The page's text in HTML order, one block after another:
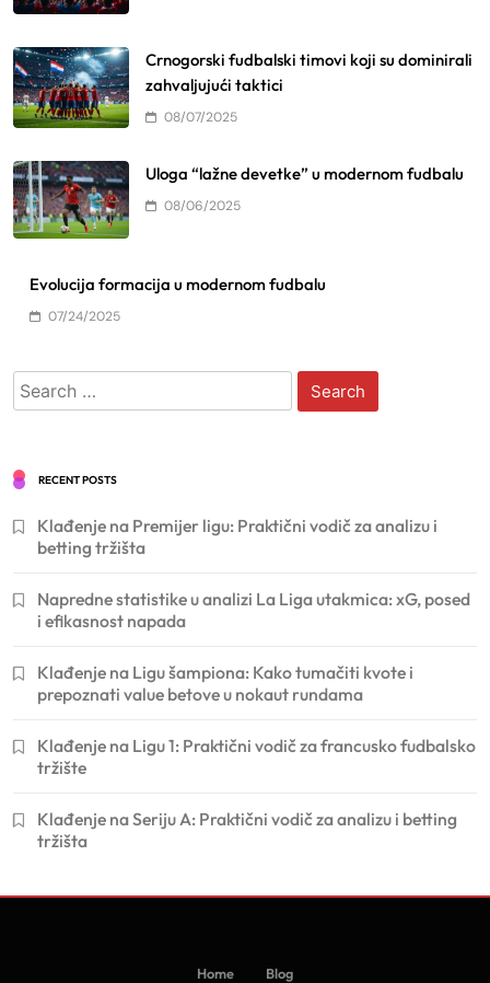
Crnogorski fudbalski timovi koji su dominirali
zahvaljujući taktici
08/07/2025
Uloga “lažne devetke” u modernom fudbalu
08/06/2025
Evolucija formacija u modernom fudbalu
07/24/2025
Search
for:
RECENT POSTS
Klađenje na Premijer ligu: Praktični vodič za analizu i
betting tržišta
Napredne statistike u analizi La Liga utakmica: xG, posed
i efikasnost napada
Klađenje na Ligu šampiona: Kako tumačiti kvote i
prepoznati value betove u nokaut rundama
Klađenje na Ligu 1: Praktični vodič za francusko fudbalsko
tržište
Klađenje na Seriju A: Praktični vodič za analizu i betting
tržišta
Home Blog